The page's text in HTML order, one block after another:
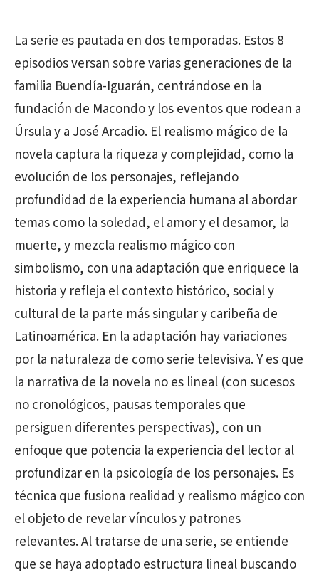
La serie es pautada en dos temporadas. Estos 8
episodios versan sobre varias generaciones de la
familia Buendía-Iguarán, centrándose en la
fundación de Macondo y los eventos que rodean a
Úrsula y a José Arcadio. El realismo mágico de la
novela captura la riqueza y complejidad, como la
evolución de los personajes, reflejando
profundidad de la experiencia humana al abordar
temas como la soledad, el amor y el desamor, la
muerte, y mezcla realismo mágico con
simbolismo, con una adaptación que enriquece la
historia y refleja el contexto histórico, social y
cultural de la parte más singular y caribeña de
Latinoamérica. En la adaptación hay variaciones
por la naturaleza de como serie televisiva. Y es que
la narrativa de la novela no es lineal (con sucesos
no cronológicos, pausas temporales que
persiguen diferentes perspectivas), con un
enfoque que potencia la experiencia del lector al
profundizar en la psicología de los personajes. Es
técnica que fusiona realidad y realismo mágico con
el objeto de revelar vínculos y patrones
relevantes. Al tratarse de una serie, se entiende
que se haya adoptado estructura lineal buscando